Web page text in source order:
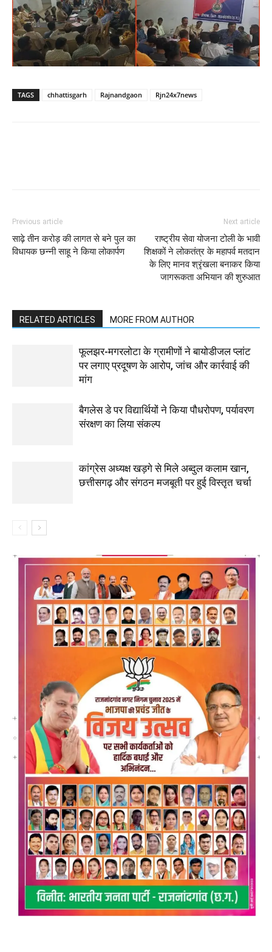
TAGS chhattisgarh Rajnandgaon Rjn24x7news
Previous article
साढ़े तीन करोड़ की लागत से बने पुल का
विधायक छन्नी साहू ने किया लोकार्पण
Next article
राष्ट्रीय सेवा योजना टोली के भावी
शिक्षकों ने लोकतंत्र के महापर्व मतदान
के लिए मानव श्रृंखला बनाकर किया
जागरूकता अभियान की शुरुआत
RELATED ARTICLES MORE FROM AUTHOR
फूलझर-मगरलोटा के ग्रामीणों ने बायोडीजल प्लांट
पर लगाए प्रदूषण के आरोप, जांच और कार्रवाई की
मांग
बैगलेस डे पर विद्यार्थियों ने किया पौधरोपण, पर्यावरण
संरक्षण का लिया संकल्प
कांग्रेस अध्यक्ष खड़गे से मिले अब्दुल कलाम खान,
छत्तीसगढ़ और संगठन मजबूती पर हुई विस्तृत चर्चा